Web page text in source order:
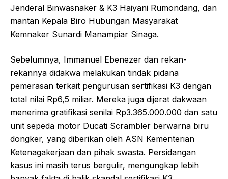
Jenderal Binwasnaker & K3 Haiyani Rumondang, dan
mantan Kepala Biro Hubungan Masyarakat
Kemnaker Sunardi Manampiar Sinaga.
Sebelumnya, Immanuel Ebenezer dan rekan-
rekannya didakwa melakukan tindak pidana
pemerasan terkait pengurusan sertifikasi K3 dengan
total nilai Rp6,5 miliar. Mereka juga dijerat dakwaan
menerima gratifikasi senilai Rp3.365.000.000 dan satu
unit sepeda motor Ducati Scrambler berwarna biru
dongker, yang diberikan oleh ASN Kementerian
Ketenagakerjaan dan pihak swasta. Persidangan
kasus ini masih terus bergulir, mengungkap lebih